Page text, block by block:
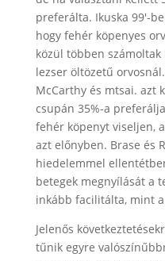
preferálta. Ikuska 99′-
hogy fehér köpenyes
közül többen
lezser öltözetű
McCarthy és mtsai. azt
csupán 35%-a
fehér köpenyt viseljen,
azt előnyben. Brase és
hiedelemmel
betegek megnyílását a
inkább facilitálta, mint
Jelenős
tűnik egyre